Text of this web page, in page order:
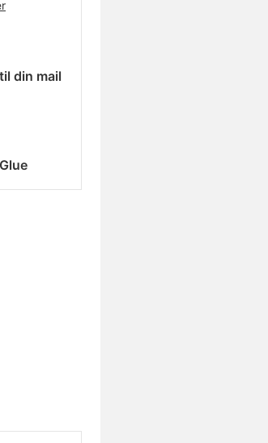
din mail